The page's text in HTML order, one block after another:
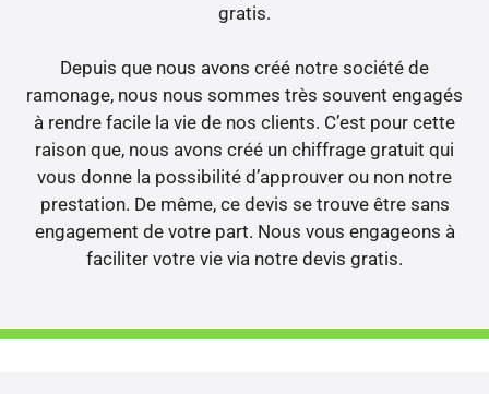
gratis.
Depuis que nous avons créé notre société de
ramonage, nous nous sommes très souvent engagés
à rendre facile la vie de nos clients. C’est pour cette
raison que, nous avons créé un chiffrage gratuit qui
vous donne la possibilité d’approuver ou non notre
prestation. De même, ce devis se trouve être sans
engagement de votre part. Nous vous engageons à
faciliter votre vie via notre devis gratis.